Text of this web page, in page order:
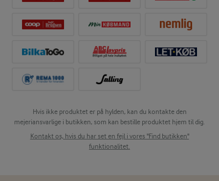
Hvis ikke produktet er på hylden, kan du kontakte den
mejeriansvarlige i butikken, som kan bestille produktet hjem til dig.
Kontakt os, hvis du har set en fejl i vores "Find butikken"
funktionalitet.